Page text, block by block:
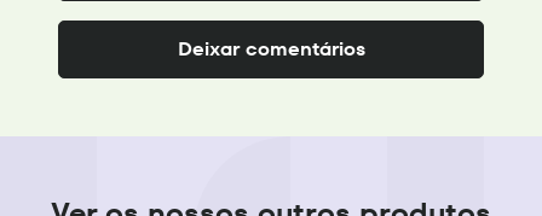
Deixar comentários